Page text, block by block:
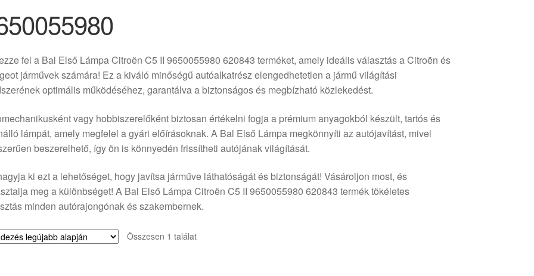
fel a Bal Első Lámpa Citroën C5 II 9650055980 620843 terméket, amely ideális választás a Citroën és
járművek számára! Ez a kiváló minőségű autóalkatrész elengedhetetlen a jármű világítási
optimális működéséhez, garantálva a biztonságos és megbízható közlekedést.
vagy hobbiszerelőként biztosan értékelni fogja a prémium anyagokból készült, tartós és
lámpát, amely megfelel a gyári előírásoknak. A Bal Első Lámpa megkönnyíti az autójavítást, mivel
beszerelhető, így ön is könnyedén frissítheti autójának világítását.
ki ezt a lehetőséget, hogy javítsa járműve láthatóságát és biztonságát! Vásároljon most, és
meg a különbséget! A Bal Első Lámpa Citroën C5 II 9650055980 620843 termék tökéletes
minden autórajongónak és szakembernek.
Összesen 1 találat